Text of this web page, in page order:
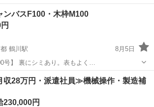
タイヤ、ホイール
ンバスF100・木枠M100
鶴川駅
8月5日
号】 裏にシミあり。表もよく…
川駅 その他
28万円・派遣社員≫機械操作・製造補
230,000円